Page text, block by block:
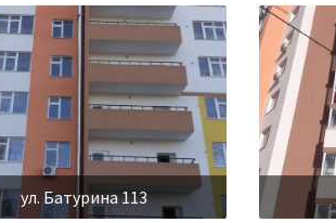
ул. Батурина 113